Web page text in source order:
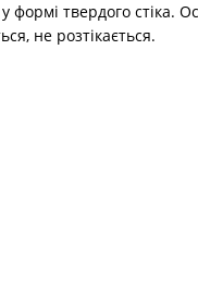
формі твердого стіка.
не розтікається.
момент. Нанесення